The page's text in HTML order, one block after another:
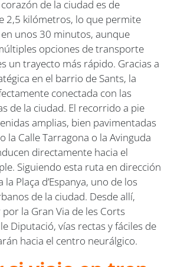
de la ciudad es de
2,5 kilómetros, lo que permite
unos 30 minutos, aunque
opciones de transporte
un trayecto más rápido. Gracias a
en el barrio de Sants, la
conectada con las
de la ciudad. El recorrido a pie
amplias, bien pavimentadas
la Calle Tarragona o la Avinguda
directamente hacia el
Siguiendo esta ruta en dirección
Plaça d’Espanya, uno de los
de la ciudad. Desde allí,
la Gran Via de les Corts
Diputació, vías rectas y fáciles de
hacia el centro neurálgico.